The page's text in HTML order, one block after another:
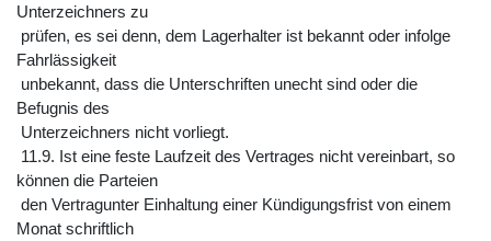
Unterzeichners zu
prüfen, es sei denn, dem Lagerhalter ist bekannt oder infolge
Fahrlässigkeit
unbekannt, dass die Unterschriften unecht sind oder die
Befugnis des
Unterzeichners nicht vorliegt.
11.9. Ist eine feste Laufzeit des Vertrages nicht vereinbart, so
können die Parteien
den Vertragunter Einhaltung einer Kündigungsfrist von einem
Monat schriftlich